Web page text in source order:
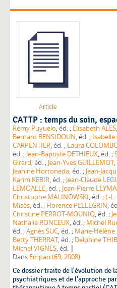
Article
CATTP : temps du soin,
Rémy Puyuelo , éd. ; Elisabeth ALES
Bernard BENSIDOUN
, éd. ; Isabelle
CARPENTIER
, éd. ; Laura
éd. ; Jean-Baptiste DETHIEUX , éd. ;
Girard
, éd. ; Jean-Yves GUILLEMOT
Jeanine Hortoneda
, éd. ; Jean-
Karim KEBIR
, éd. ; Jean-Claude
LEMOALLE
, éd. ; Jean-Pierre
Christophe MALINOWSKI
, éd. ; J.-
Misès
, éd. ; Florence PELLEGRIN
Christine PERROT-MOUNIQ
, éd. ;
Nathalie RONCEUX
, éd. ; Michel
éd. ;Agnès SUC , éd. ; Marie-Hélène
Betty THERRAT
, éd. ; Delphine
Michel VIGNES, éd. |
Dans Empan (69, 2008)
Ce dossier traite de l'évolution de
psychiatriques et de l'approche